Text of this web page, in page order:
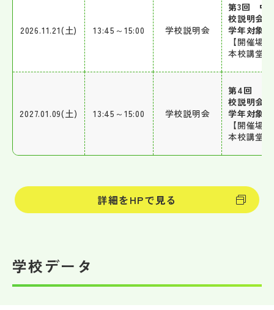
2026.11.21(土) 13:45～15:00 学校説明会
第3回 中
校説明会
学年対象）
【開催場
本校講堂
2027.01.09(土) 13:45～15:00 学校説明会
第4回 中
校説明会
学年対象）
【開催場
本校講堂
詳細をHPで見る
学校データ